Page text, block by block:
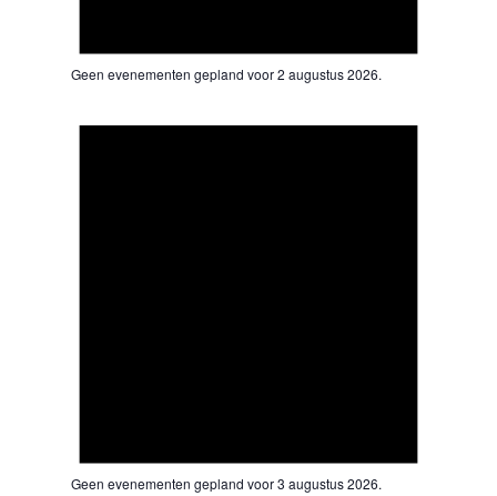
Geen evenementen gepland voor 2 augustus 2026.
Geen evenementen gepland voor 3 augustus 2026.